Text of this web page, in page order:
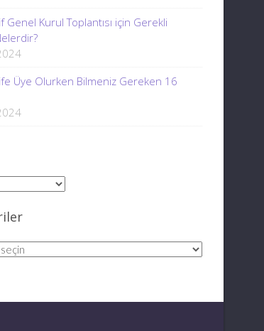
Genel Kurul Toplantısı için Gerekli
Üye Olurken Bilmeniz Gereken 16